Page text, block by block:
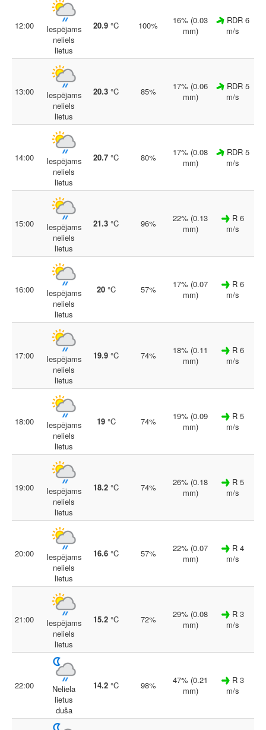
12:00
Iespējams
neliels
lietus
20.9 °C 100%
16% (0.03
mm)
RDR 6
m/s
13:00
Iespējams
neliels
lietus
20.3 °C 85%
17% (0.06
mm)
RDR 5
m/s
14:00
Iespējams
neliels
lietus
20.7 °C 80%
17% (0.08
mm)
RDR 5
m/s
15:00
Iespējams
neliels
lietus
21.3 °C 96%
22% (0.13
mm)
R 6
m/s
16:00
Iespējams
neliels
lietus
20°C 57%
17% (0.07
mm)
R 6
m/s
17:00
Iespējams
neliels
lietus
19.9 °C 74%
18% (0.11
mm)
R 6
m/s
18:00
Iespējams
neliels
lietus
19°C 74%
19% (0.09
mm)
R 5
m/s
19:00
Iespējams
neliels
lietus
18.2 °C 74%
26% (0.18
mm)
R 5
m/s
20:00
Iespējams
neliels
lietus
16.6 °C 57%
22% (0.07
mm)
R 4
m/s
21:00
Iespējams
neliels
lietus
15.2 °C 72%
29% (0.08
mm)
R 3
m/s
22:00
Neliela
lietus
duša
14.2 °C 98%
47% (0.21
mm)
R 3
m/s